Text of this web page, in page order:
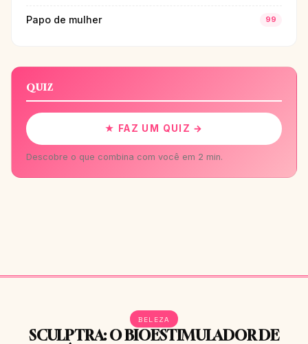
Papo de mulher 99
QUIZ
★ FAZ UM QUIZ →
Descobre o que combina com você em 2 min.
BELEZA
SCULPTRA: O BIOESTIMULADOR DE